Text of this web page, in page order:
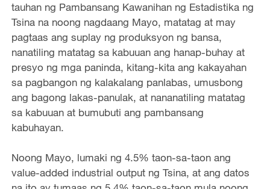
tauhan ng Pambansang Kawanihan ng Estadistika ng
Tsina na noong nagdaang Mayo, matatag at may
pagtaas ang suplay ng produksyon ng bansa,
nanatiling matatag sa kabuuan ang hanap-buhay at
presyo ng mga paninda, kitang-kita ang kakayahan
sa pagbangon ng kalakalang panlabas, umusbong
ang bagong lakas-panulak, at nananatiling matatag
sa kabuuan at bumubuti ang pambansang
kabuhayan.
Noong Mayo, lumaki ng 4.5% taon-sa-taon ang
value-added industrial output ng Tsina, at ang datos